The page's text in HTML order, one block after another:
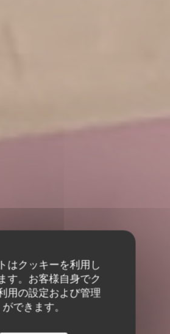
はクッキーを利用し
す。お客様自身でク
用の設定および管理
ができます。